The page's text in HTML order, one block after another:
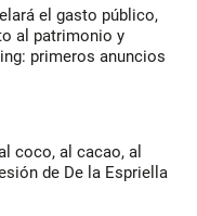
el gasto público,
al patrimonio y
primeros anuncios
coco, al cacao, al
de De la Espriella